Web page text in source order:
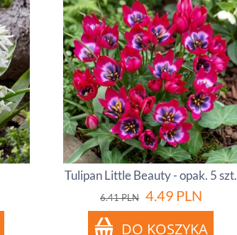
Tulipan Little Beauty - opak. 5 szt.
6.41PLN 4.49 PLN